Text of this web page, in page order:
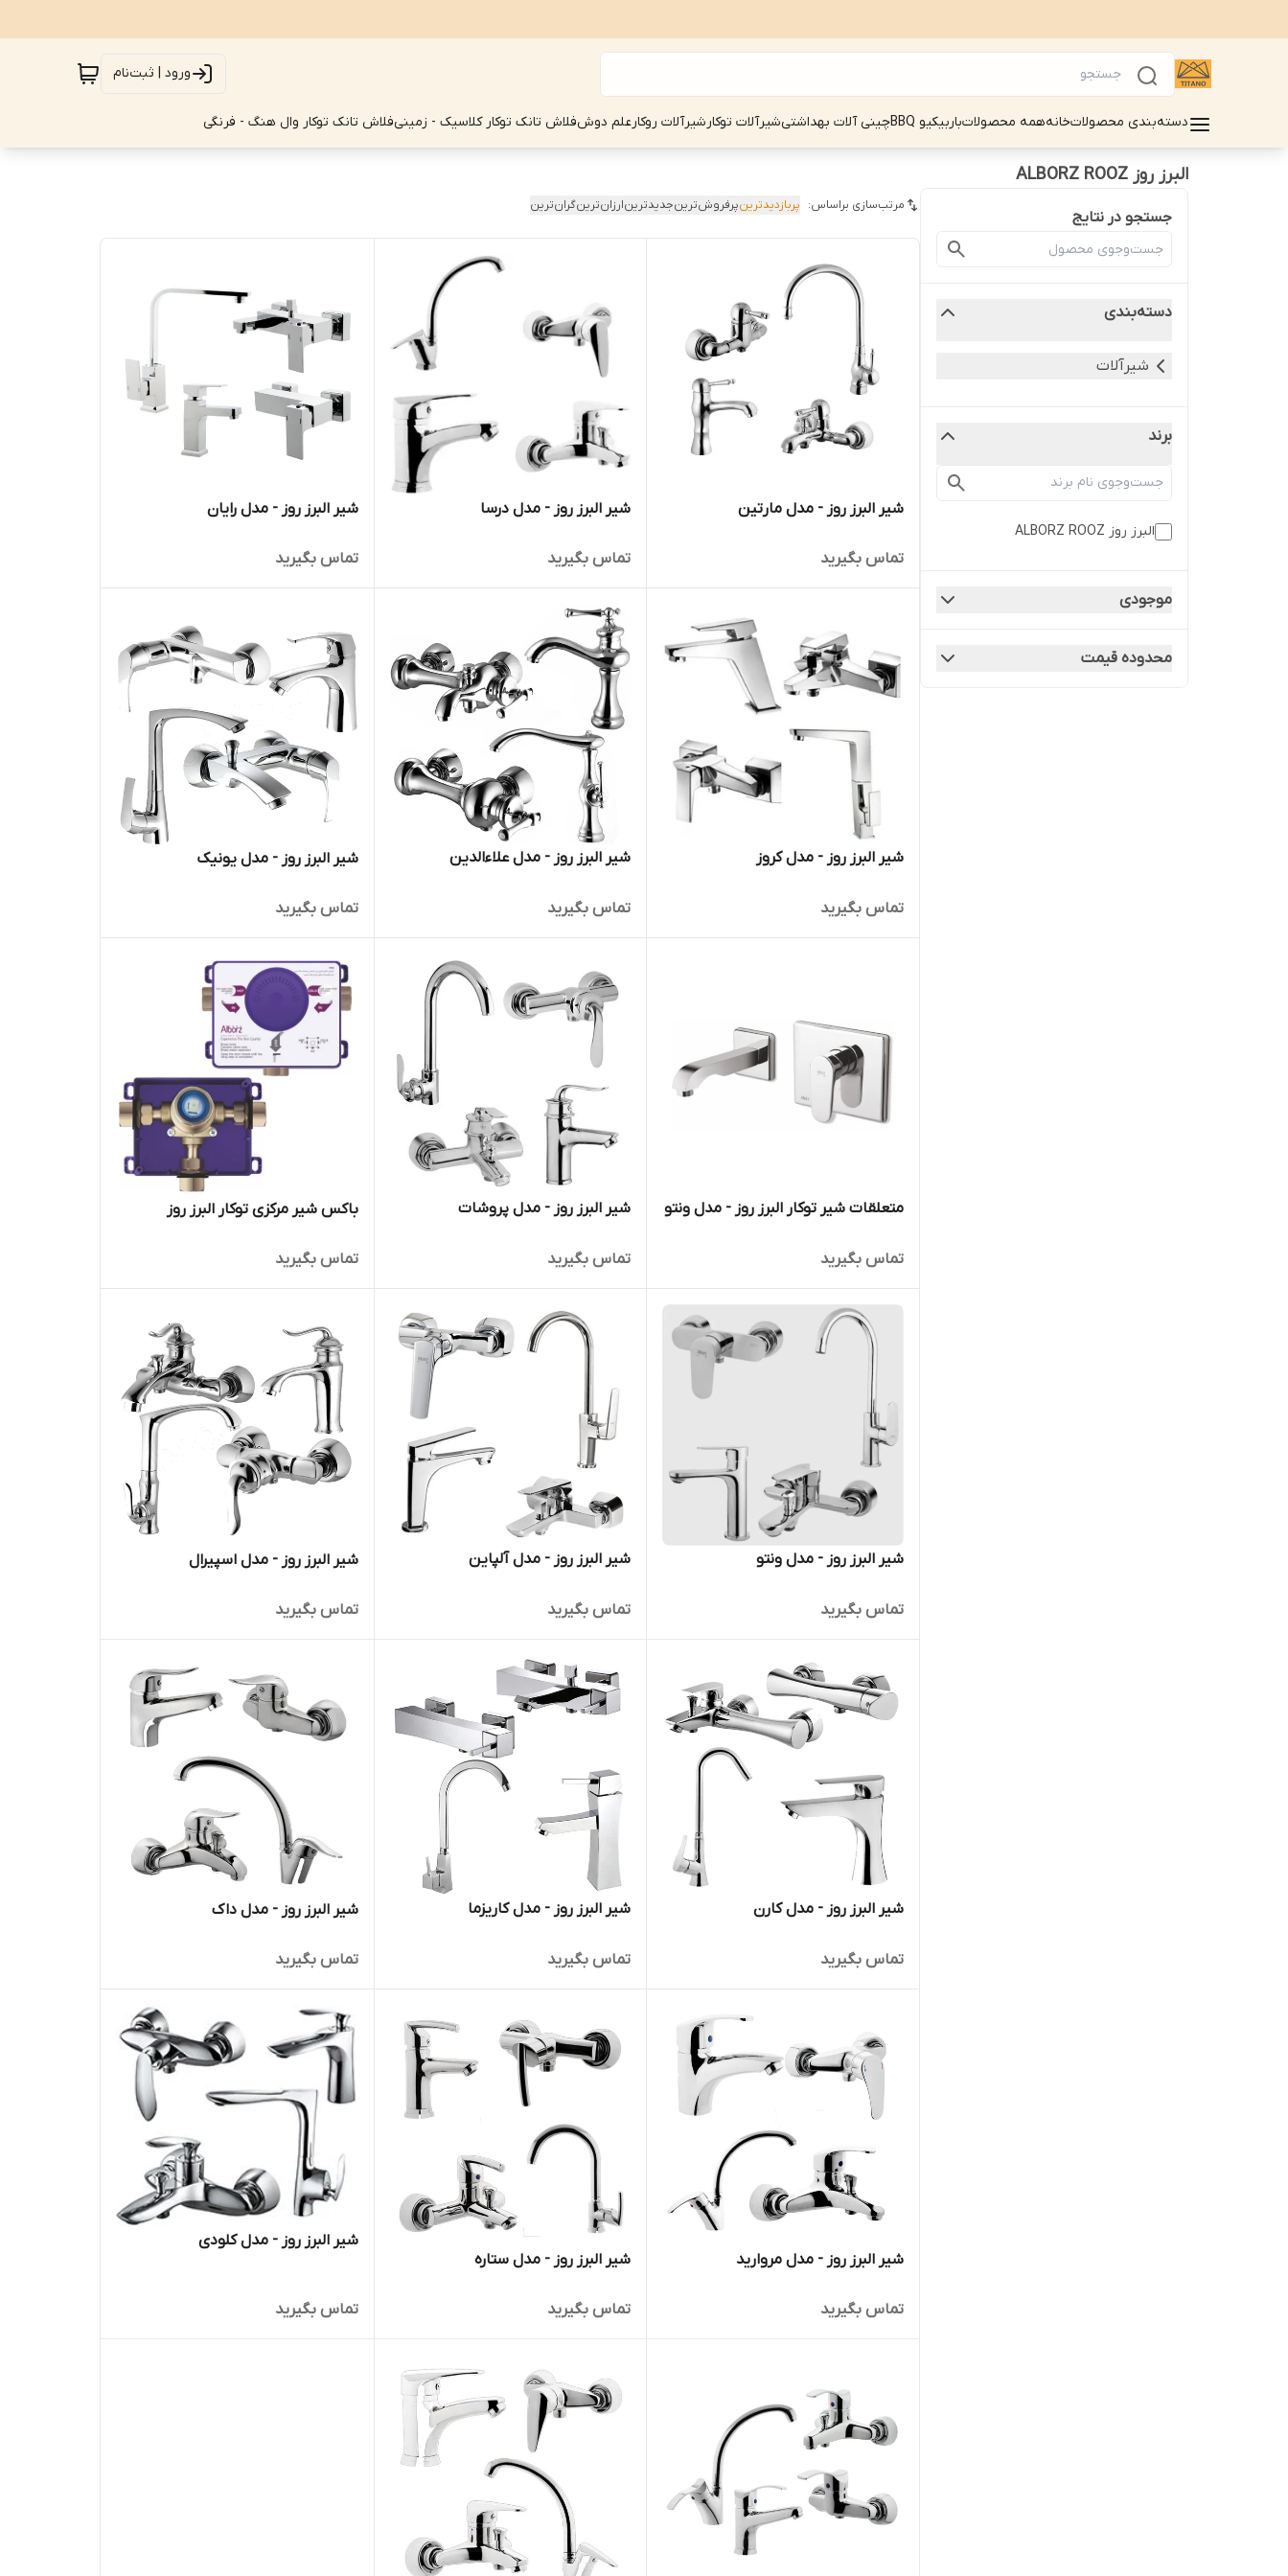
ورود | ثبت‌نام
دسته‌بندی محصولاتخانههمه محصولاتباربیکیو BBQ چینی آلات بهداشتیشیرآلات توکارشیرآلات روکارعلم دوشفلاش تانک توکار کلاسیک - زمینیفلاش تانک توکار وال هنگ - فرنگی
البرز روز ALBORZ ROOZ
جستجو در نتایج
دسته‌بندی
شیرآلات
برند
البرز روز ALBORZ ROOZ
موجودی
محدوده قیمت
مرتب‌سازی براساس: پربازدیدترینپرفروش‌ترینجدیدترینارزان‌ترینگران‌ترین
شیر البرز روز - مدل مارتین
تماس بگیرید
شیر البرز روز - مدل درسا
تماس بگیرید
شیر البرز روز - مدل رایان
تماس بگیرید
شیر البرز روز - مدل کروز
تماس بگیرید
شیر البرز روز - مدل علاءالدین
تماس بگیرید
شیر البرز روز - مدل یونیک
تماس بگیرید
متعلقات شیر توکار البرز روز - مدل ونتو
تماس بگیرید
شیر البرز روز - مدل پروشات
تماس بگیرید
باکس شیر مرکزی توکار البرز روز
تماس بگیرید
شیر البرز روز - مدل ونتو
تماس بگیرید
شیر البرز روز - مدل آلپاین
تماس بگیرید
شیر البرز روز - مدل اسپیرال
تماس بگیرید
شیر البرز روز - مدل کارن
تماس بگیرید
شیر البرز روز - مدل کاریزما
تماس بگیرید
شیر البرز روز - مدل داک
تماس بگیرید
شیر البرز روز - مدل مروارید
تماس بگیرید
شیر البرز روز - مدل ستاره
تماس بگیرید
شیر البرز روز - مدل کلودی
تماس بگیرید